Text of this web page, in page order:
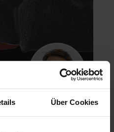
Über Cookies